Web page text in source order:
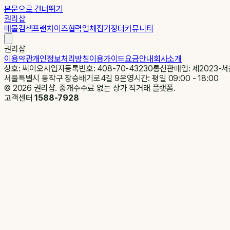
본문으로 건너뛰기
권리샵
매물검색프랜차이즈협력업체집기장터커뮤니티
권리샵
이용약관개인정보처리방침이용가이드요금안내회사소개
상호: 씨이오사업자등록번호: 408-70-43230통신판매업: 제2023-
서울특별시 동작구 장승배기로4길 9운영시간: 평일 09:00 - 18:00
© 2026 권리샵. 중개수수료 없는 상가 직거래 플랫폼.
고객센터1588-7928